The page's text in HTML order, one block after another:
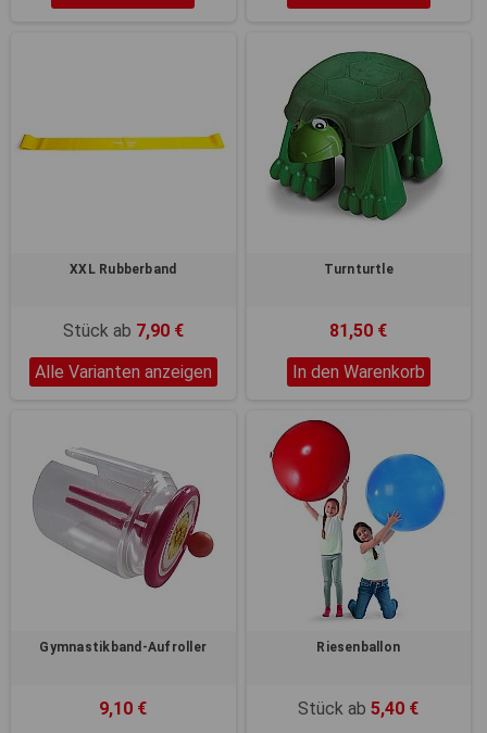
XXL Rubberband
Stück ab 7,90 €
Alle Varianten anzeigen
Turnturtle
81,50 €
In den Warenkorb
Gymnastikband-Aufroller
9,10 €
Riesenballon
Stück ab 5,40 €